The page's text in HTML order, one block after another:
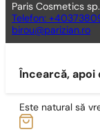
Paris Cosmetics
Telefon:
birou@parizian.ro
Încearcă, apoi
Este natural să